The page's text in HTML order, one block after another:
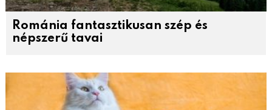
Románia fantasztikusan szép és
népszerű tavai